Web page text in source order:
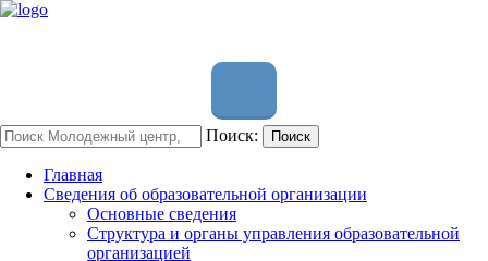
Поиск: Поиск
Главная
Сведения об образовательной организации
Основные сведения
Структура и органы управления образовательной
организацией